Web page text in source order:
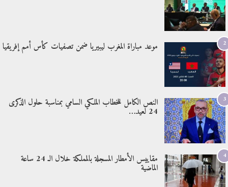
2 موعد مباراة المغرب ليبيريا ضمن تصفيات كأس أمم إفريقيا
3 النص الكامل للخطاب الملكي السامي بمناسبة حلول الذكرى
24 لعيد…
4 مقاييس الأمطار المسجلة بالمملكة خلال الـ 24 ساعة
الماضية